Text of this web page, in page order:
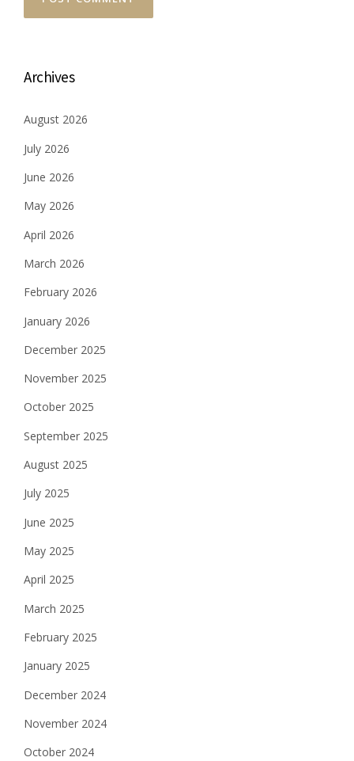
Archives
August 2026
July 2026
June 2026
May 2026
April 2026
March 2026
February 2026
January 2026
December 2025
November 2025
October 2025
September 2025
August 2025
July 2025
June 2025
May 2025
April 2025
March 2025
February 2025
January 2025
December 2024
November 2024
October 2024